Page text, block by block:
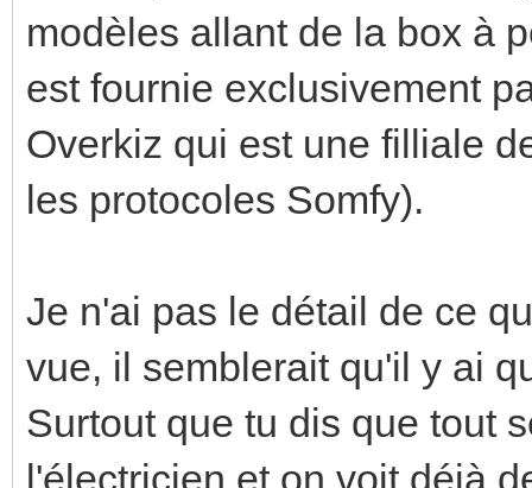
modèles allant de la box à
est fournie exclusivement
Overkiz qui est une filliale
les protocoles Somfy).
Je n'ai pas le détail de ce
vue, il semblerait qu'il y ai
Surtout que tu dis que tout
l'électricien et on voit déjà